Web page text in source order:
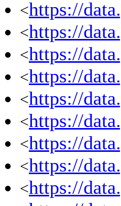
<https://
<https://
<https://
<https://
<https://
<https://
<https://
<https://
<https://